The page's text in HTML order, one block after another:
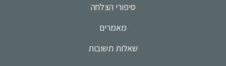
סיפורי הצלחה
מאמרים
שאלות תשובות